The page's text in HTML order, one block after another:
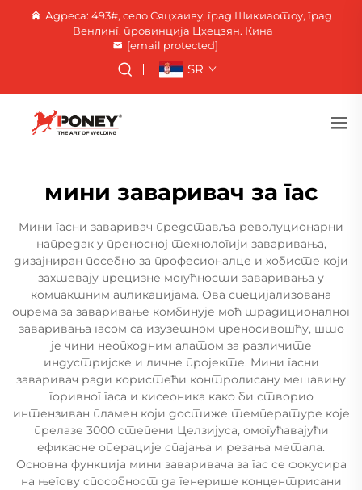
Адреса: 493#, село Сяцхаиву, град Шикиаотоу, град
Венлинг, провинција Цхецзян. Кина
[email protected]
SR
мини заваривач за гас
Мини гасни заваривач представља револуционарни
напредак у преносној технологији заваривања,
дизајниран посебно за професионалце и хобисте који
захтевају прецизне могућности заваривања у
компактним апликацијама. Ова специјализована
опрема за заваривање комбинује моћ традиционалног
заваривања гасом са изузетном преносивошћу, што
је чини неопходним алатом за различите
индустријске и личне пројекте. Мини гасни
заваривач ради користећи контролисану мешавину
горивног гаса и кисеоника како би створио
интензиван пламен који достиже температуре које
прелазе 3000 степени Целзијуса, омогућавајући
ефикасне операције спајања и резања метала.
Основна функција мини заваривача за гас се фокусира
на његову способност да генерише концентрисани